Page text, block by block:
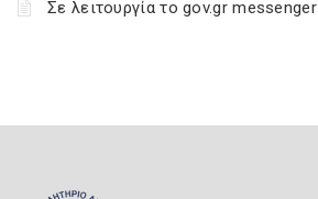
Σε λειτουργία το gov.gr messenger